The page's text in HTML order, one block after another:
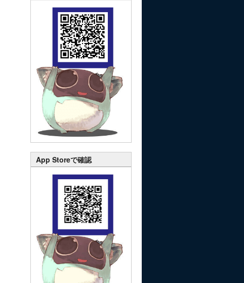
App Storeで確認